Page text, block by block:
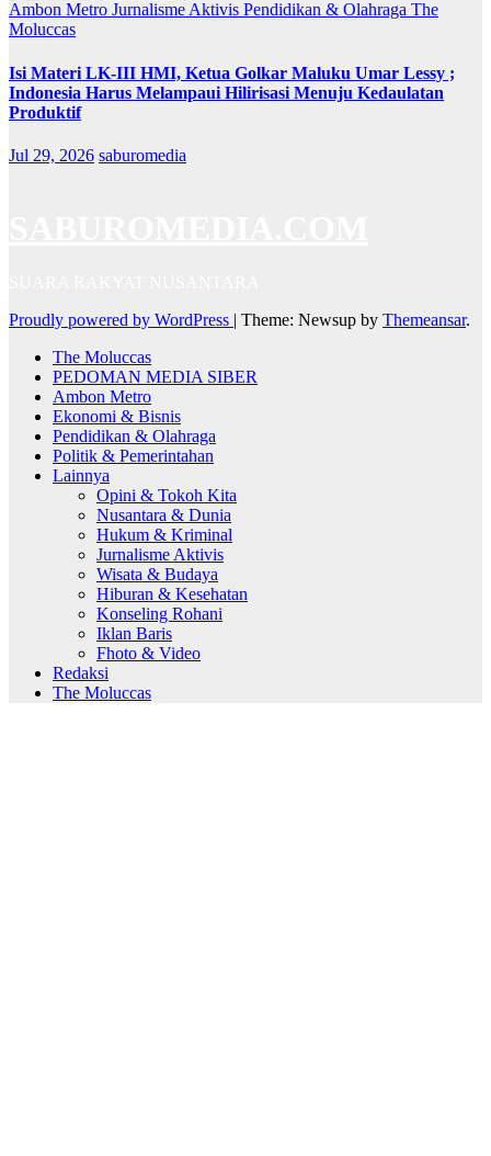
Ambon Metro Jurnalisme Aktivis Pendidikan & Olahraga The
Moluccas
Isi Materi LK-III HMI, Ketua Golkar Maluku Umar Lessy ;
Indonesia Harus Melampaui Hilirisasi Menuju Kedaulatan
Produktif
Jul 29, 2026 saburomedia
Proudly powered by WordPress | Theme: Newsup by Themeansar.
The Moluccas
PEDOMAN MEDIA SIBER
Ambon Metro
Ekonomi & Bisnis
Pendidikan & Olahraga
Politik & Pemerintahan
Lainnya
Opini & Tokoh Kita
Nusantara & Dunia
Hukum & Kriminal
Jurnalisme Aktivis
Wisata & Budaya
Hiburan & Kesehatan
Konseling Rohani
Iklan Baris
Fhoto & Video
Redaksi
The Moluccas